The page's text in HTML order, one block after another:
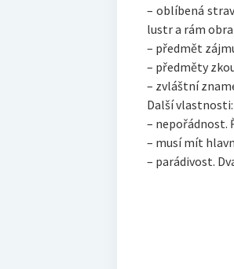
– oblíbená
lustr a rám
– předmět
– předměty
– zvláštní
Další vlastnosti:
– nepořádnost.
– musí mít
– parádivost.